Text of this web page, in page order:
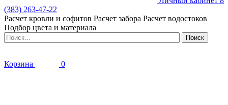
(383) 263-47-22
Расчет кровли и софитов Расчет забора Расчет водостоков
Подбор цвета и материала
Корзина 0